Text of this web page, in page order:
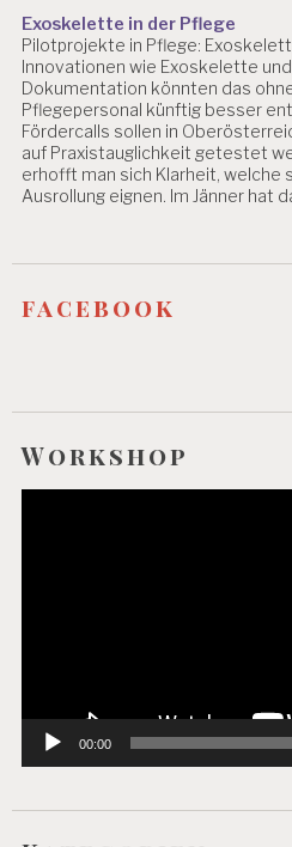
Exoskelette in der Pflege
Pilotprojekte in Pflege:
Innovationen wie Exoskelette
Dokumentation könnten das
Pflegepersonal künftig besser
Fördercalls sollen in
auf Praxistauglichkeit getestet
erhofft man sich Klarheit, welche
Ausrollung eignen. Im Jänner hat
facebook
Workshop
00:00